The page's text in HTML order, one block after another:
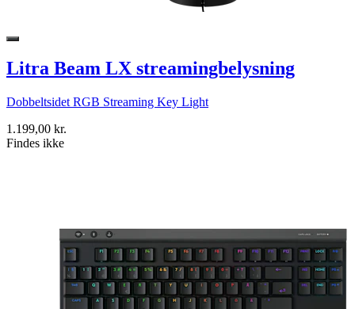
Litra Beam LX streamingbelysning
Dobbeltsidet RGB Streaming Key Light
1.199,00 kr.
Findes ikke